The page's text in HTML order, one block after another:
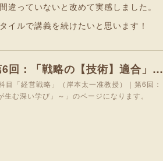
っていないと改めて実感しました。
イルで講義を続けたいと思います！
専門科目「経営戦略」（岸本太一准教授）｜第6回：「戦略の【技術】適合」～腹落ちする授業「アクティブラーニングが生む深い学び」～ - 東京理科大学 大学院 経営学研究科 技術経営専攻
「経営戦略」（岸本太一准教授）｜第6回：
む深い学び」～」のページになります。